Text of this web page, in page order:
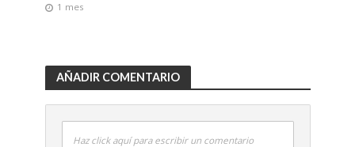
1 mes
AÑADIR COMENTARIO
Haz click aquí para escribir un comentario